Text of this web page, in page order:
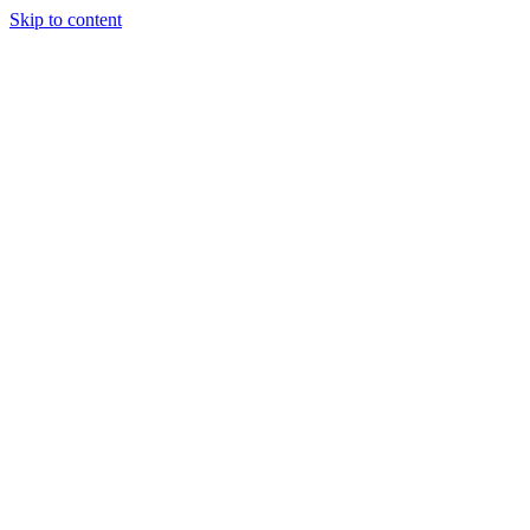
Skip to content